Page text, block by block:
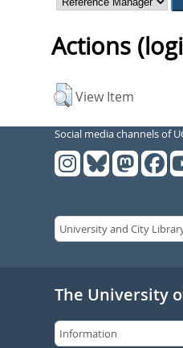
Actions
View Item
Social media channels of
The University